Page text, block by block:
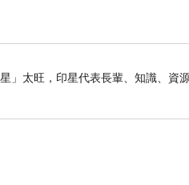
老爺佇立在這裡晚上一定
」太旺，印星代表長輩、知識、